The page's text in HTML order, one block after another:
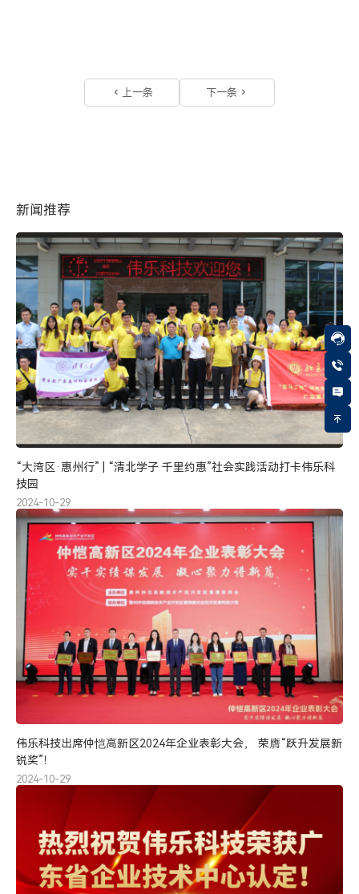
上一条 下一条
新闻推荐
“大湾区·惠州行” | “清北学子 千里约惠”社会实践活动打卡伟乐科
技园
2024-10-29
伟乐科技出席仲恺高新区2024年企业表彰大会， 荣膺“跃升发展新
锐奖”！
2024-10-29